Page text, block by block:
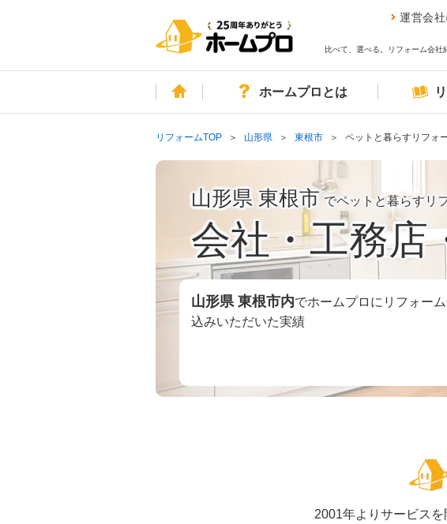
運営会
比べて、選べる。リフォーム会社
ホームホームプロとは
リフォームTOP 山形県 東根市 ペットと暮らすリフォ
山形県 東根市 でペットと暮らすリ
会社・工務店
山形県 東根市内でホームプロにリフォー
込みいただいた実績
2001年よりサービス